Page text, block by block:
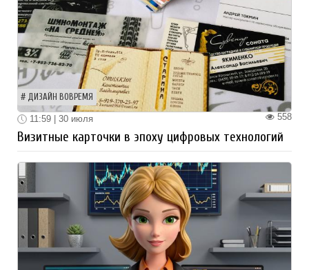
ДИЗАЙН ВОВРЕМЯ
558
11:59 | 30 июля
Визитные карточки в эпоху цифровых технологий